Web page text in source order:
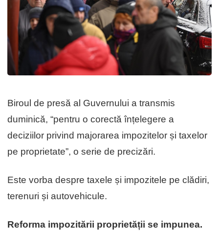
Biroul de presă al Guvernului a transmis
duminică, “pentru o corectă înțelegere a
deciziilor privind majorarea impozitelor și taxelor
pe proprietate”, o serie de precizări.
Este vorba despre taxele și impozitele pe clădiri,
terenuri și autovehicule.
Reforma impozitării proprietății se impunea.